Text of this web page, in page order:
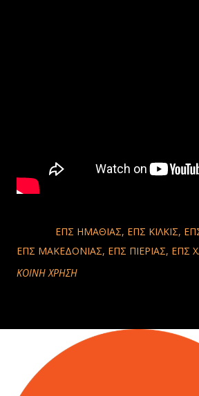
ΕΠΣ ΗΜΑΘΊΑΣ ΕΠΣ ΚΙΛΚΊΣ
ΕΠΣ ΜΑΚΕΔΟΝΊΑΣ ΕΠΣ ΠΙΕΡΊΑΣ ΕΠΣ
ΚΟΙΝΉ ΧΡΉΣΗ